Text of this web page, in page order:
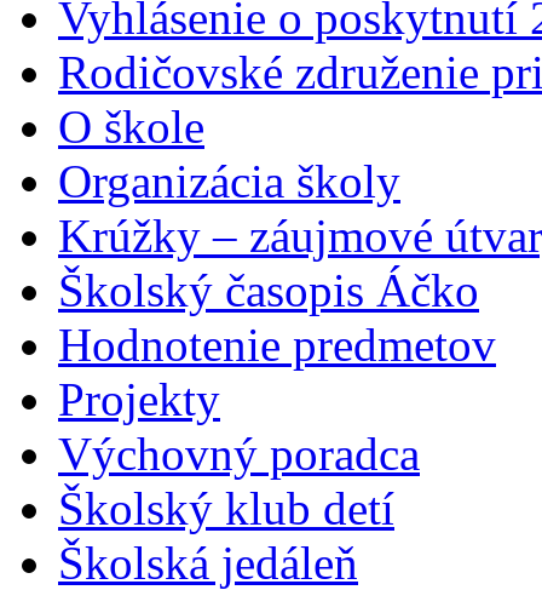
Vyhlásenie o poskytnutí
Rodičovské združenie
O škole
Organizácia školy
Krúžky – záujmové
Školský časopis Áčko
Hodnotenie predmetov
Projekty
Výchovný poradca
Školský klub detí
Školská jedáleň